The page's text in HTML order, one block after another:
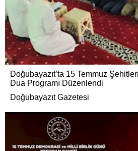
Doğubayazıt’ta 15 Temmuz
Dua Programı Düzenlendi
Doğubayazıt Gazetesi